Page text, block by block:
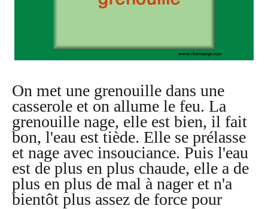
On met une grenouille dans une
casserole et on allume le feu. La
grenouille nage, elle est bien, il fait
bon, l'eau est tiède. Elle se prélasse
et nage avec insouciance. Puis l'eau
est de plus en plus chaude, elle a de
plus en plus de mal à nager et n'a
bientôt plus assez de force pour